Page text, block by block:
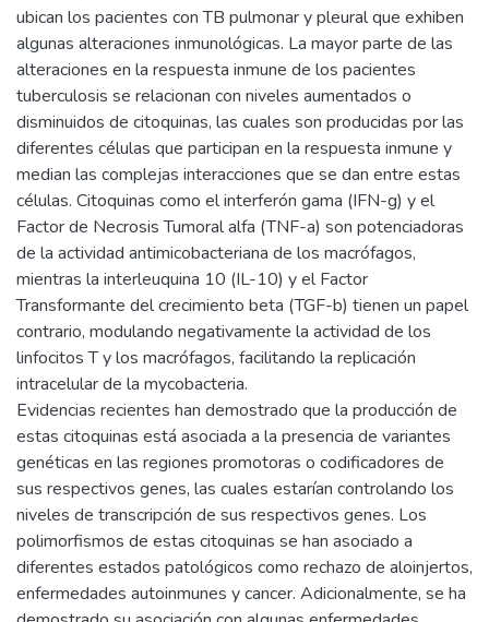
ubican los pacientes con TB pulmonar y pleural que exhiben
algunas alteraciones inmunológicas. La mayor parte de las
alteraciones en la respuesta inmune de los pacientes
tuberculosis se relacionan con niveles aumentados o
disminuidos de citoquinas, las cuales son producidas por las
diferentes células que participan en la respuesta inmune y
median las complejas interacciones que se dan entre estas
células. Citoquinas como el interferón gama (IFN-g) y el
Factor de Necrosis Tumoral alfa (TNF-a) son potenciadoras
de la actividad antimicobacteriana de los macrófagos,
mientras la interleuquina 10 (IL-10) y el Factor
Transformante del crecimiento beta (TGF-b) tienen un papel
contrario, modulando negativamente la actividad de los
linfocitos T y los macrófagos, facilitando la replicación
intracelular de la mycobacteria.
Evidencias recientes han demostrado que la producción de
estas citoquinas está asociada a la presencia de variantes
genéticas en las regiones promotoras o codificadores de
sus respectivos genes, las cuales estarían controlando los
niveles de transcripción de sus respectivos genes. Los
polimorfismos de estas citoquinas se han asociado a
diferentes estados patológicos como rechazo de aloinjertos,
enfermedades autoinmunes y cancer. Adicionalmente, se ha